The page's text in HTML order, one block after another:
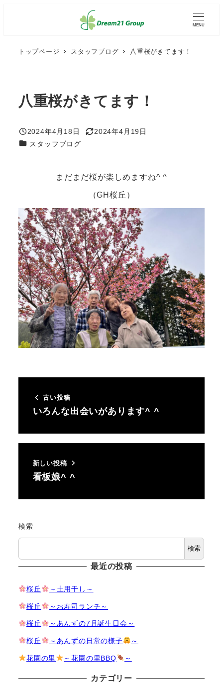
MENU
トップページ スタッフブログ 八重桜がきてます！
八重桜がきてます！
投稿日
2024年4月18日
更新日
2024年4月19日
カテゴリー
スタッフブログ
まだまだ桜が楽しめますね^ ^
（GH桜丘）
古い投稿
いろんな出会いがあります^ ^
新しい投稿
看板娘^ ^
検索
検索
最近の投稿
桜丘 ～土用干し～
桜丘 ～お寿司ランチ～
桜丘 ～あんずの7月誕生日会～
桜丘 ～あんずの日常の様子 ～
花園の里 ～花園の里BBQ ～
カテゴリー